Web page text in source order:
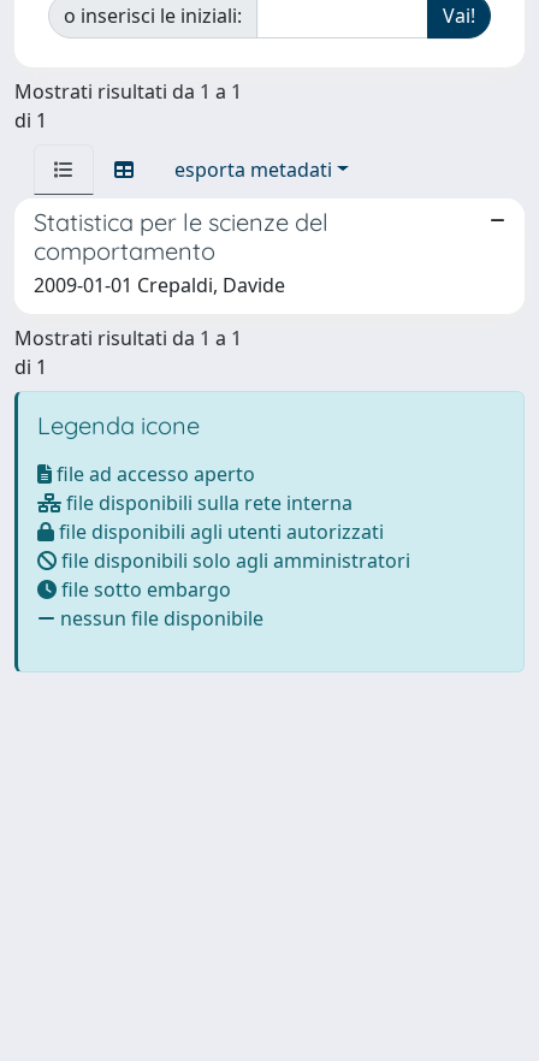
o inserisci le iniziali:
Mostrati risultati da 1 a 1
di 1
esporta metadati
Statistica per le scienze del
comportamento
2009-01-01 Crepaldi, Davide
Mostrati risultati da 1 a 1
di 1
Legenda icone
file ad accesso aperto
file disponibili sulla rete interna
file disponibili agli utenti autorizzati
file disponibili solo agli amministratori
file sotto embargo
nessun file disponibile